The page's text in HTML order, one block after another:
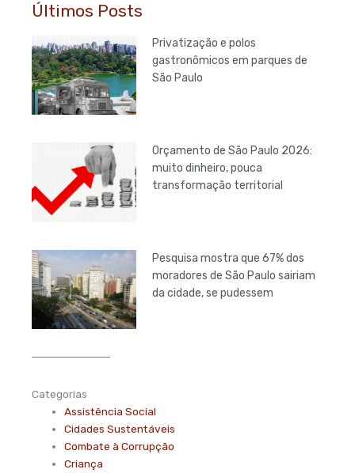
Últimos Posts
Privatização e polos
gastronômicos em parques de
São Paulo
Orçamento de São Paulo 2026:
muito dinheiro, pouca
transformação territorial
Pesquisa mostra que 67% dos
moradores de São Paulo sairiam
da cidade, se pudessem
Categorias
Assistência Social
Cidades Sustentáveis
Combate à Corrupção
Criança